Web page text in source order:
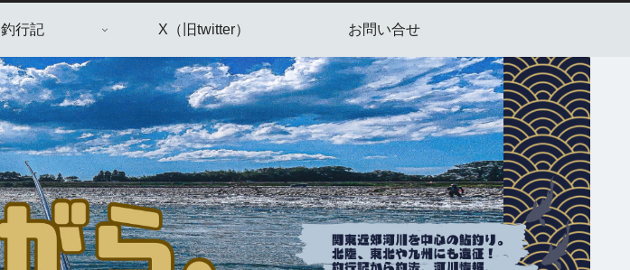
釣行記 X（旧twitter） お問い合せ